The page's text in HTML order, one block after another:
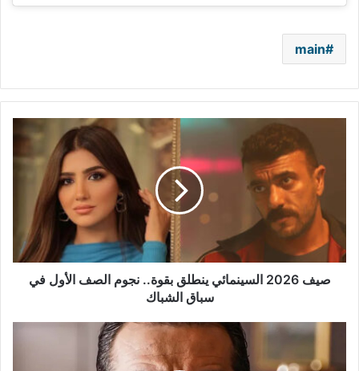
main
السينمائي
ينطلق
بقوة..
الصف
الأول
في
سباق
صيف 2026 السينمائي ينطلق بقوة.. نجوم الصف الأول في
سباق الشباك
العزيز